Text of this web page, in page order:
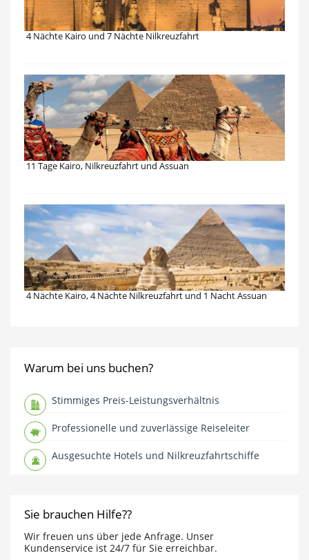
4 Nächte Kairo und 7 Nächte Nilkreuzfahrt
11 Tage Kairo, Nilkreuzfahrt und Assuan
4 Nächte Kairo, 4 Nächte Nilkreuzfahrt und 1 Nacht Assuan
Warum bei uns buchen?
Stimmiges Preis-Leistungsverhältnis
Professionelle und zuverlässige Reiseleiter
Ausgesuchte Hotels und Nilkreuzfahrtschiffe
Sie brauchen Hilfe??
Wir freuen uns über jede Anfrage. Unser
Kundenservice ist 24/7 für Sie erreichbar.